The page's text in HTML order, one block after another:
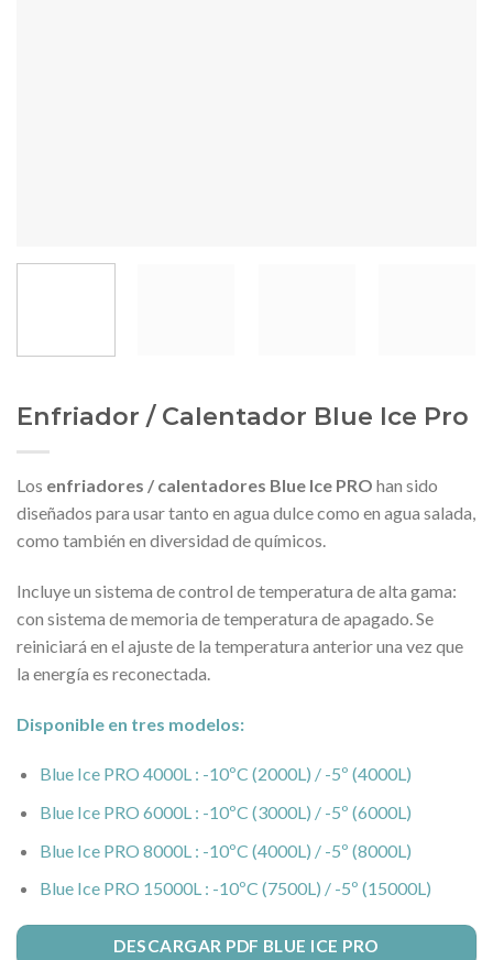
Enfriador / Calentador Blue Ice Pro
Los enfriadores / calentadores Blue Ice PRO han sido
diseñados para usar tanto en agua dulce como en agua salada,
como también en diversidad de químicos.
Incluye un sistema de control de temperatura de alta gama:
con sistema de memoria de temperatura de apagado. Se
reiniciará en el ajuste de la temperatura anterior una vez que
la energía es reconectada.
Disponible en tres modelos:
Blue Ice PRO 4000L : -10ºC (2000L) / -5º (4000L)
Blue Ice PRO 6000L : -10ºC (3000L) / -5º (6000L)
Blue Ice PRO 8000L : -10ºC (4000L) / -5º (8000L)
Blue Ice PRO 15000L : -10ºC (7500L) / -5º (15000L)
DESCARGAR PDF BLUE ICE PRO